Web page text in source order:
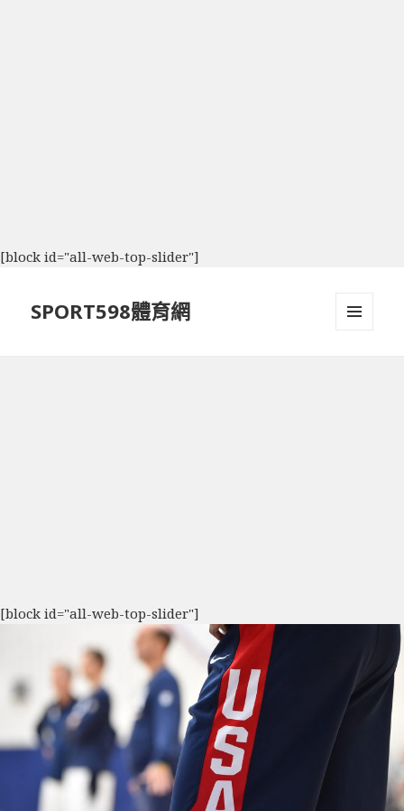
[block id="all-web-top-slider"]
SPORT598體育網
[block id="all-web-top-slider"]